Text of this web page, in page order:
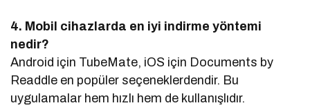
4. Mobil cihazlarda en iyi indirme yöntemi
nedir?
Android için TubeMate, iOS için Documents by
Readdle en popüler seçeneklerdendir. Bu
uygulamalar hem hızlı hem de kullanışlıdır.